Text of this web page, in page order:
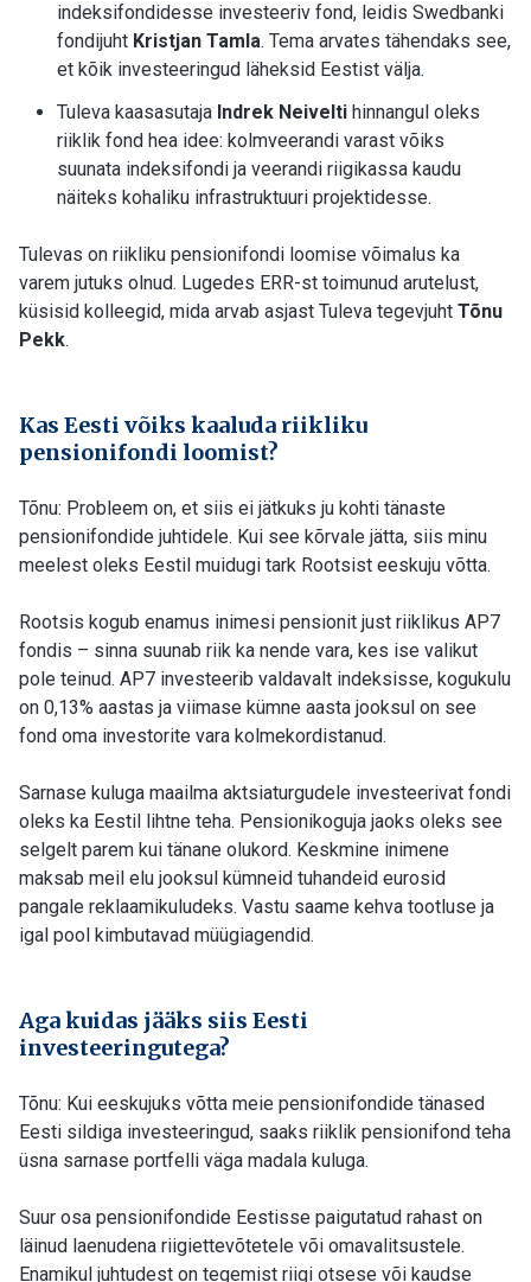
indeksifondidesse investeeriv fond, leidis Swedbanki
fondijuht Kristjan Tamla. Tema arvates tähendaks see,
et kõik investeeringud läheksid Eestist välja.
Tuleva kaasasutaja Indrek Neivelti hinnangul oleks
riiklik fond hea idee: kolmveerandi varast võiks
suunata indeksifondi ja veerandi riigikassa kaudu
näiteks kohaliku infrastruktuuri projektidesse.
Tulevas on riikliku pensionifondi loomise võimalus ka
varem jutuks olnud. Lugedes ERR-st toimunud arutelust,
küsisid kolleegid, mida arvab asjast Tuleva tegevjuht Tõnu
Pekk.
Kas Eesti võiks kaaluda riikliku
pensionifondi loomist?
Tõnu: Probleem on, et siis ei jätkuks ju kohti tänaste
pensionifondide juhtidele. Kui see kõrvale jätta, siis minu
meelest oleks Eestil muidugi tark Rootsist eeskuju võtta.
Rootsis kogub enamus inimesi pensionit just riiklikus AP7
fondis – sinna suunab riik ka nende vara, kes ise valikut
pole teinud. AP7 investeerib valdavalt indeksisse, kogukulu
on 0,13% aastas ja viimase kümne aasta jooksul on see
fond oma investorite vara kolmekordistanud.
Sarnase kuluga maailma aktsiaturgudele investeerivat fondi
oleks ka Eestil lihtne teha. Pensionikoguja jaoks oleks see
selgelt parem kui tänane olukord. Keskmine inimene
maksab meil elu jooksul kümneid tuhandeid eurosid
pangale reklaamikuludeks. Vastu saame kehva tootluse ja
igal pool kimbutavad müügiagendid.
Aga kuidas jääks siis Eesti
investeeringutega?
Tõnu: Kui eeskujuks võtta meie pensionifondide tänased
Eesti sildiga investeeringud, saaks riiklik pensionifond teha
üsna sarnase portfelli väga madala kuluga.
Suur osa pensionifondide Eestisse paigutatud rahast on
läinud laenudena riigiettevõtetele või omavalitsustele.
Enamikul juhtudest on tegemist riigi otsese või kaudse